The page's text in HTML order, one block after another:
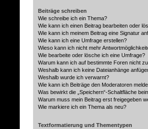
Beiträge schreiben
Wie schreibe ich ein Thema?
Wie kann ich einen Beitrag bearbeiten oder
Wie kann ich meinem Beitrag eine Signatur
Wie kann ich eine Umfrage erstellen?
Wieso kann ich nicht mehr
Wie bearbeite oder lösche ich eine Umfrage?
Warum kann ich auf bestimmte Foren nicht
Weshalb kann ich keine Dateianhänge
Weshalb wurde ich verwarnt?
Wie kann ich Beiträge den Moderatoren
Was bewirkt die „Speichern“-Schaltfläche
Warum muss mein Beitrag erst freigegeben
Wie markiere ich ein Thema als neu?
Textformatierung und Thementypen